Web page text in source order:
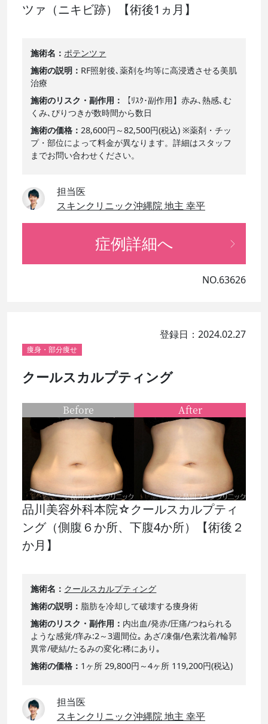
ツァ（ニキビ跡）【術後1ヵ月】
施術名
ポテンツァ
施術の説明
RF照射後､薬剤を均等に高浸透させる美肌
治療
施術のリスク・副作用
【ﾘｽｸ･副作用】赤み､熱感､む
くみ､ぴりつきが数時間から数日
施術の価格
28,600円～82,500円(税込) ※薬剤・チッ
プ・部位によって料金が異なります。詳細はスタッフ
までお問い合わせください。
担当医
スキンクリニック沖縄院 地主 幸平
症例詳細へ
NO.63626
登録日：2024.02.27
痩身・部分痩せ
クールスカルプティング
品川美容外科本院☆クールスカルプティ
ング（側腹６か所、下腹4か所）【術後２
か月】
施術名
クールスカルプティング
施術の説明
脂肪を冷却して破壊する痩身術
施術のリスク・副作用
内出血/発赤/圧痛/つねられる
ような感覚/痒み:2～3週間位｡ あざ/凍傷/色素沈着/輪郭
異常/硬結/たるみの変化:稀にあり｡
施術の価格
1ヶ所 29,800円～4ヶ所 119,200円(税込)
担当医
スキンクリニック沖縄院 地主 幸平
Before After